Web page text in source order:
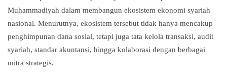
Muhammadiyah dalam membangun ekosistem ekonomi syariah
nasional. Menurutnya, ekosistem tersebut tidak hanya mencakup
penghimpunan dana sosial, tetapi juga tata kelola transaksi, audit
syariah, standar akuntansi, hingga kolaborasi dengan berbagai
mitra strategis.